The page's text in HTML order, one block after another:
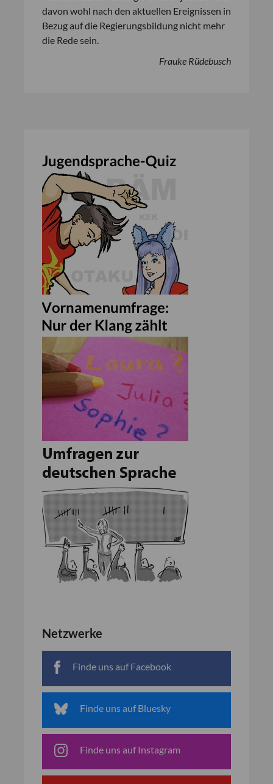
davon wohl nach den aktuellen Ereignissen in
Bezug auf die Regierungsbildung nicht mehr
die Rede sein.
Frauke Rüdebusch
Netzwerke
Finde uns auf Facebook
Finde uns auf Bluesky
Finde uns auf Instagram